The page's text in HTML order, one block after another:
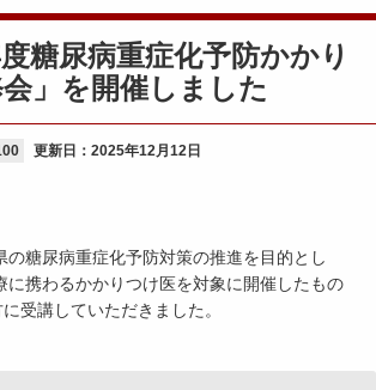
度糖尿病重症化予防かかり
」を開催しました
更新日： 2025年12月12日
の糖尿病重症化予防対策の推進を目的とし
に携わるかかりつけ医を対象に開催したもの
受講していただきました。